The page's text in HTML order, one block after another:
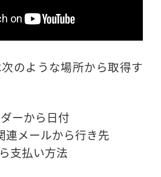
のような場所から取得す
ーから日付
連メールから行き先
支払い方法